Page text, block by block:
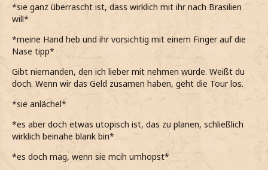
*sie ganz überrascht ist, dass wirklich mit ihr nach Brasilien
will*
*meine Hand heb und ihr vorsichtig mit einem Finger auf die
Nase tipp*
Gibt niemanden, den ich lieber mit nehmen würde. Weißt du
doch. Wenn wir das Geld zusamen haben, geht die Tour los.
*sie anlächel*
*es aber doch etwas utopisch ist, das zu planen, schließlich
wirklich beinahe blank bin*
*es doch mag, wenn sie mcih umhopst*